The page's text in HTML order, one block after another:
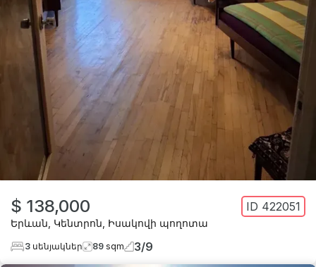
$ 138,000 ID 422051
Երևան Կենտրոն Իսակովի պողոտա
3 սենյակներ 89 sqm 3/9